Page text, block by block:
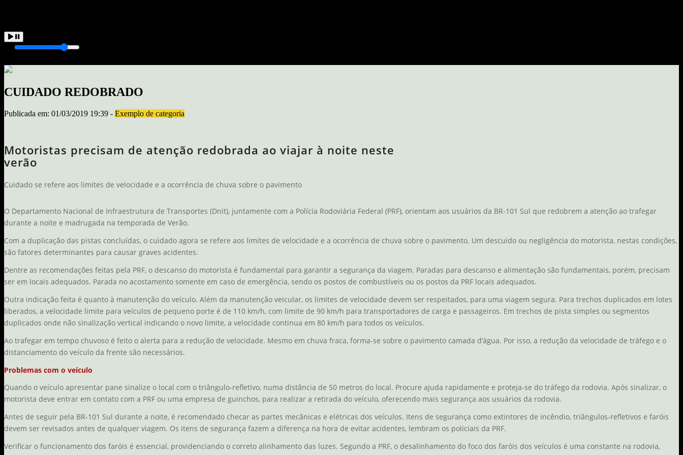
CUIDADO REDOBRADO
Publicada em: 01/03/2019 19:39 - Exemplo de categoria
Motoristas precisam de atenção redobrada ao viajar à noite neste
verão
Cuidado se refere aos limites de velocidade e a ocorrência de chuva sobre o pavimento
O Departamento Nacional de Infraestrutura de Transportes (Dnit), juntamente com a Polícia Rodoviária Federal (PRF), orientam aos usuários da BR-101 Sul que redobrem a atenção ao trafegar
durante a noite e madrugada na temporada de Verão.
Com a duplicação das pistas concluídas, o cuidado agora se refere aos limites de velocidade e a ocorrência de chuva sobre o pavimento. Um descuido ou negligência do motorista, nestas condições,
são fatores determinantes para causar graves acidentes.
Dentre as recomendações feitas pela PRF, o descanso do motorista é fundamental para garantir a segurança da viagem. Paradas para descanso e alimentação são fundamentais, porém, precisam
ser em locais adequados. Parada no acostamento somente em caso de emergência, sendo os postos de combustíveis ou os postos da PRF locais adequados.
Outra indicação feita é quanto à manutenção do veículo. Além da manutenção veicular, os limites de velocidade devem ser respeitados, para uma viagem segura. Para trechos duplicados em lotes
liberados, a velocidade limite para veículos de pequeno porte é de 110 km/h, com limite de 90 km/h para transportadores de carga e passageiros. Em trechos de pista simples ou segmentos
duplicados onde não sinalização vertical indicando o novo limite, a velocidade continua em 80 km/h para todos os veículos.
Ao trafegar em tempo chuvoso é feito o alerta para a redução de velocidade. Mesmo em chuva fraca, forma-se sobre o pavimento camada d’água. Por isso, a redução da velocidade de tráfego e o
distanciamento do veículo da frente são necessários.
Problemas com o veículo
Quando o veículo apresentar pane sinalize o local com o triângulo-refletivo, numa distância de 50 metros do local. Procure ajuda rapidamente e proteja-se do tráfego da rodovia. Após sinalizar, o
motorista deve entrar em contato com a PRF ou uma empresa de guinchos, para realizar a retirada do veículo, oferecendo mais segurança aos usuários da rodovia.
Antes de seguir pela BR-101 Sul durante a noite, é recomendado checar as partes mecânicas e elétricas dos veículos. Itens de segurança como extintores de incêndio, triângulos-refletivos e faróis
devem ser revisados antes de qualquer viagem. Os itens de segurança fazem a diferença na hora de evitar acidentes, lembram os policiais da PRF.
Verificar o funcionamento dos faróis é essencial, providenciando o correto alinhamento das luzes. Segundo a PRF, o desalinhamento do foco dos faróis dos veículos é uma constante na rodovia,